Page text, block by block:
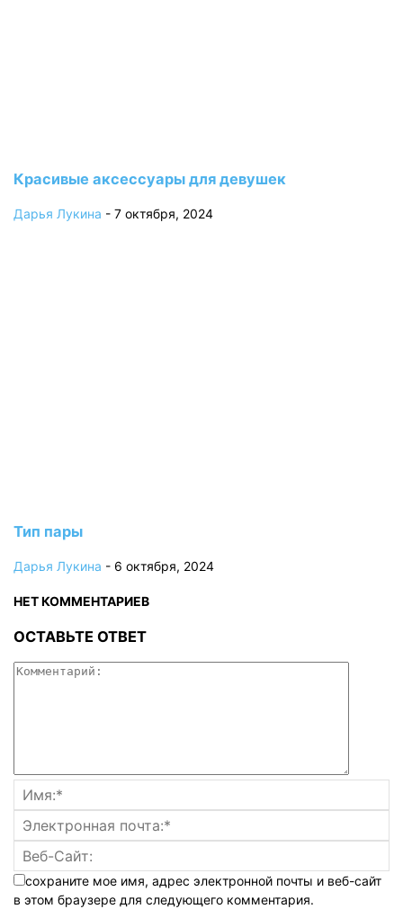
Красивые аксессуары для девушек
Дарья Лукина - 7 октября, 2024
Тип пары
Дарья Лукина - 6 октября, 2024
НЕТ КОММЕНТАРИЕВ
ОСТАВЬТЕ ОТВЕТ
сохраните мое имя, адрес электронной почты и веб-сайт
в этом браузере для следующего комментария.